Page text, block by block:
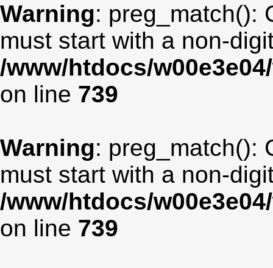
Warning: preg_match():
must start with a non-
/www/htdocs/
on line 739
Warning: preg_match():
must start with a non-
/www/htdocs/
on line 739